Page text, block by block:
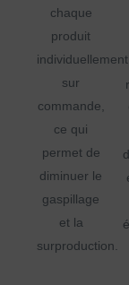
chaque
produit
individuellement
sur
commande,
ce qui
permet de
diminuer le
gaspillage
et la
surproduction.